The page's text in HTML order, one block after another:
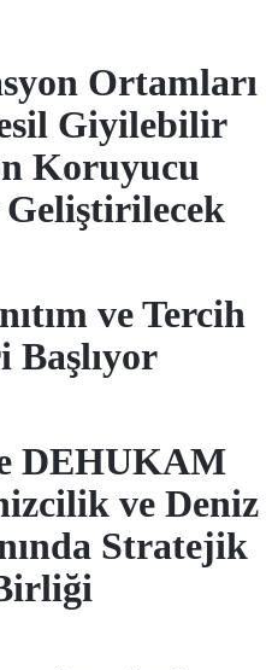
Ortamları
Giyilebilir
Koruyucu
ve Tercih
Başlıyor
DEHUKAM
ve Deniz
Stratejik